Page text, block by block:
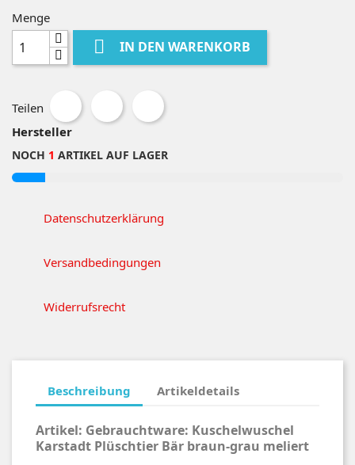
Menge
 IN DEN WARENKORB
Teilen
Hersteller
NOCH 1 ARTIKEL AUF LAGER
Datenschutzerklärung
Versandbedingungen
Widerrufsrecht
Beschreibung Artikeldetails
Artikel: Gebrauchtware: Kuschelwuschel
Karstadt Plüschtier Bär braun-grau meliert